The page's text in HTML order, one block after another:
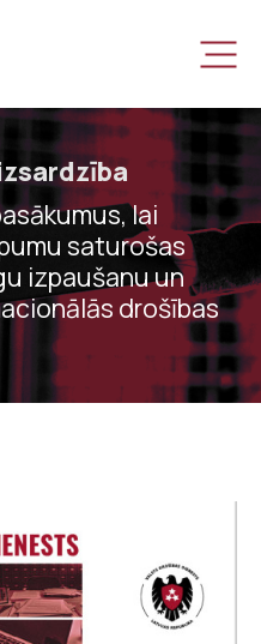
lai
saturošas
izpaušanu un
drošības